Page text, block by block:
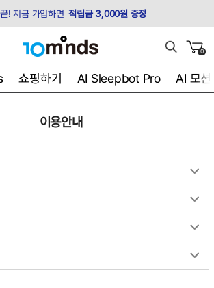
! 지금 가입하면 적립금 3,000원 증정
0
쇼핑하기 AI Sleepbot Pro AI 모션
이용안내